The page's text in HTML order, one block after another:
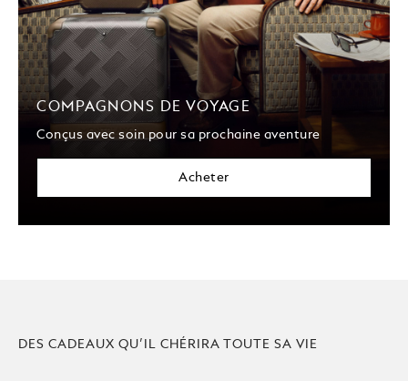
COMPAGNONS DE VOYAGE
Conçus avec soin pour sa prochaine aventure
Acheter
DES CADEAUX QU’IL CHÉRIRA TOUTE SA VIE